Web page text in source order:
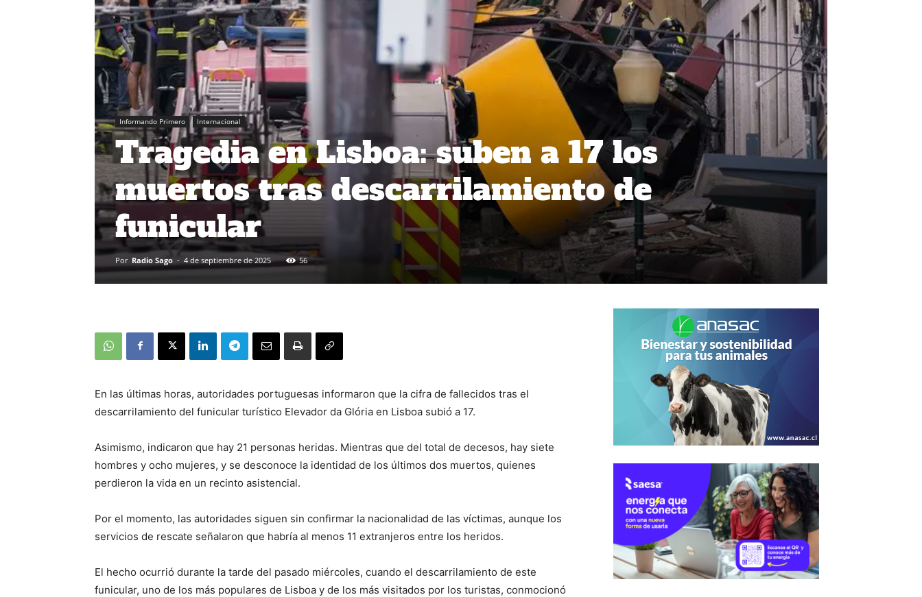
Informando Primero Internacional
Tragedia en Lisboa: suben a 17 los
muertos tras descarrilamiento de
funicular
Por Radio Sago - 4 de septiembre de 2025 56
En las últimas horas, autoridades portuguesas informaron que la cifra de fallecidos tras el
descarrilamiento del funicular turístico Elevador da Glória en Lisboa subió a 17.
Asimismo, indicaron que hay 21 personas heridas. Mientras que del total de decesos, hay siete
hombres y ocho mujeres, y se desconoce la identidad de los últimos dos muertos, quienes
perdieron la vida en un recinto asistencial.
Por el momento, las autoridades siguen sin confirmar la nacionalidad de las víctimas, aunque los
servicios de rescate señalaron que habría al menos 11 extranjeros entre los heridos.
El hecho ocurrió durante la tarde del pasado miércoles, cuando el descarrilamiento de este
funicular, uno de los más populares de Lisboa y de los más visitados por los turistas, conmocionó